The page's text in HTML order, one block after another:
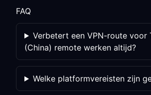
FAQ
Verbetert een VPN-route voor
(China) remote werken altijd?
Welke platformvereisten zijn